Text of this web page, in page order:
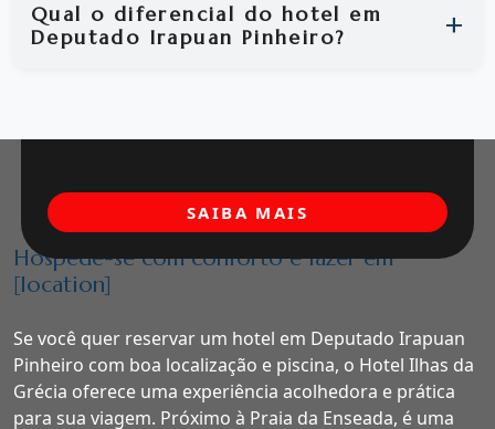
Qual o diferencial do hotel em
Deputado Irapuan Pinheiro?
Hospede-se com conforto e lazer em
[location]
Se você quer reservar um hotel em Deputado Irapuan
Pinheiro com boa localização e piscina, o Hotel Ilhas da
Grécia oferece uma experiência acolhedora e prática
para sua viagem. Próximo à Praia da Enseada, é uma
SAIBA MAIS